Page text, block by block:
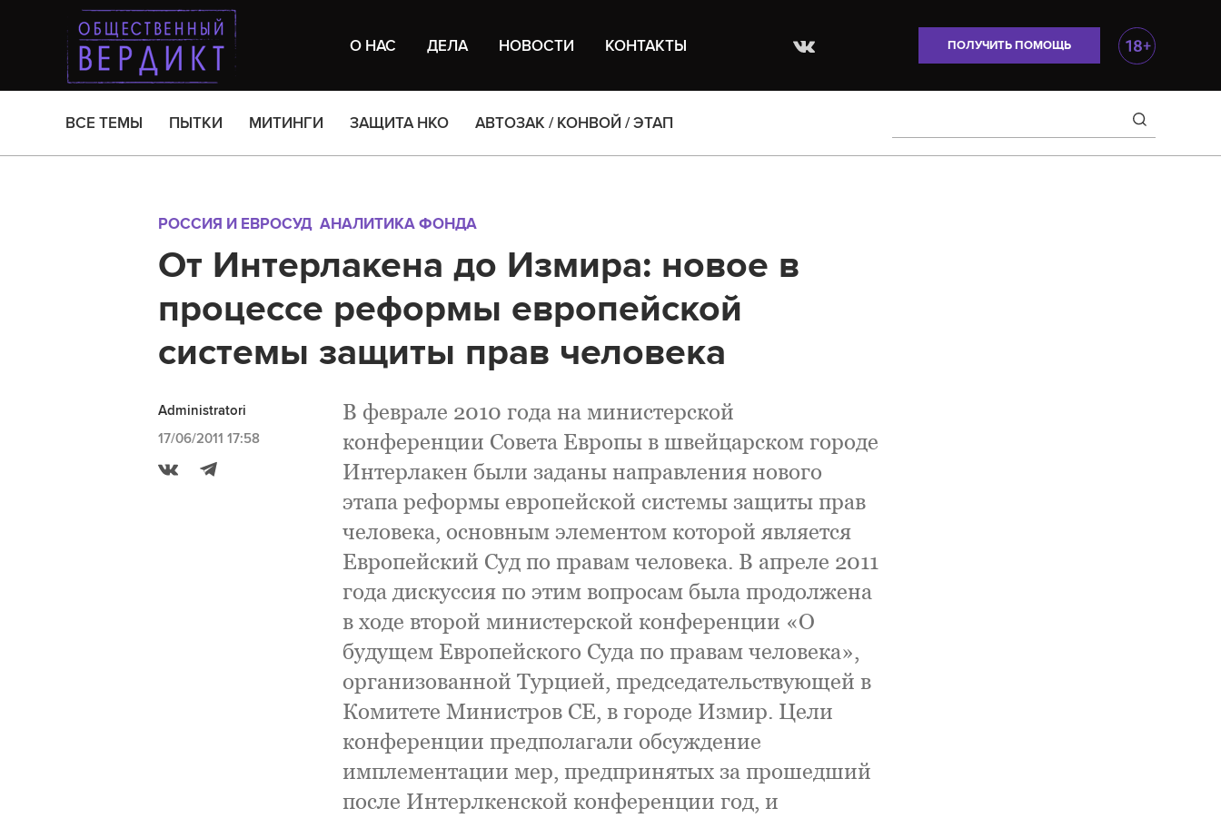
О НАС ДЕЛА НОВОСТИ КОНТАКТЫ ПОЛУЧИТЬ ПОМОЩЬ
ВСЕ ТЕМЫ ПЫТКИ МИТИНГИ ЗАЩИТА НКО АВТОЗАК / КОНВОЙ / ЭТАП
РОССИЯ И ЕВРОСУД АНАЛИТИКА ФОНДА
От Интерлакена до Измира: новое в
процессе реформы европейской
системы защиты прав человека
Administratori
17/06/2011 17:58
В феврале 2010 года на министерской
конференции Совета Европы в швейцарском городе
Интерлакен были заданы направления нового
этапа реформы европейской системы защиты прав
человека, основным элементом которой является
Европейский Суд по правам человека. В апреле 2011
года дискуссия по этим вопросам была продолжена
в ходе второй министерской конференции «О
будущем Европейского Суда по правам человека»,
организованной Турцией, председательствующей в
Комитете Министров СЕ, в городе Измир. Цели
конференции предполагали обсуждение
имплементации мер, предпринятых за прошедший
после Интерлкенской конференции год, и